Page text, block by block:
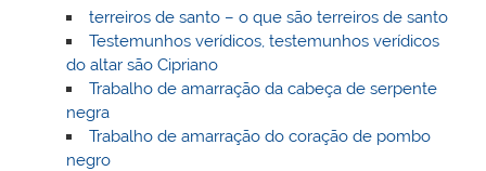
terreiros de santo – o que são terreiros de santo
Testemunhos verídicos, testemunhos verídicos
do altar são Cipriano
Trabalho de amarração da cabeça de serpente
negra
Trabalho de amarração do coração de pombo
negro